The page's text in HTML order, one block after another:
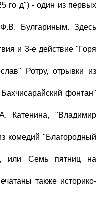
го д") - один из первых
Булгариным. Здесь
и 3-е действие "Горя
Ротру, отрывки из
фонтан"
Катенина, "Владимир
комедий "Благородный
или Семь пятниц на
также историко-